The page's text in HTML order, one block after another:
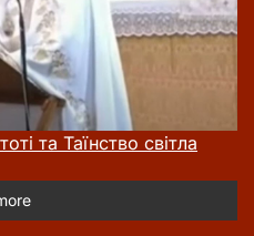
та Таїнство світла